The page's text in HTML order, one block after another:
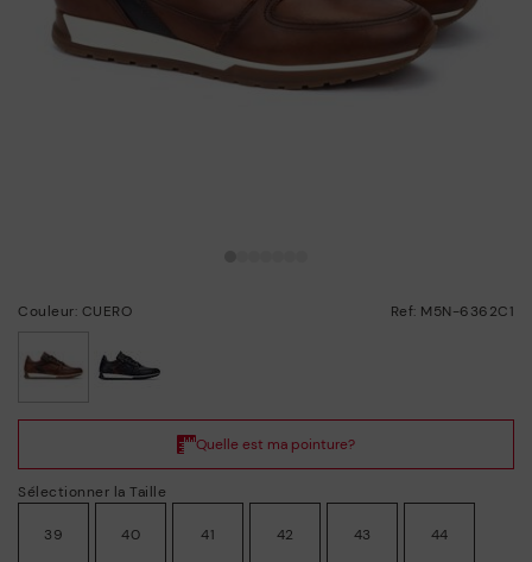
Couleur: CUERO Ref: M5N-6362C1
Sélectionner la Taille
39 40 41 42 43 44